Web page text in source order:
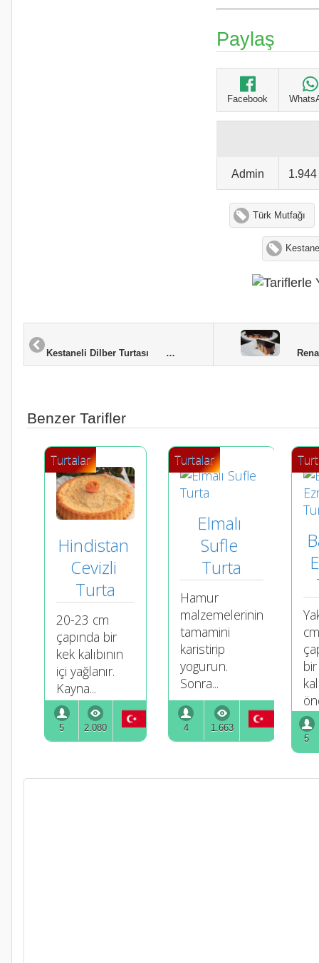
Paylaş
Facebook
Admin
Türk Mutfağı
Kestaneli Dilber Turtası
Benzer Tarifler
Hindistan
Cevizli
Turta
20-23 cm
çapında bir
kek kalıbının
içi yağlanır.
Kayna...
Turtalar
5 2.080
Elmalı
Sufle
Turta
Hamur
malzemelerinin
tamamini
karistirip
yogurun.
Sonra...
Turtalar
4 1.663
5